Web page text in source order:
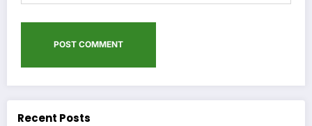
Recent Posts